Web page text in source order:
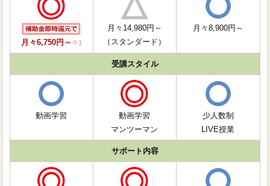
月々6,750円～ ※1
月々14,980円～
（スタンダード）
月々8,900円～
受講スタイル
動画学習
動画学習
マンツーマン
少人数制
LIVE授業
サポート内容